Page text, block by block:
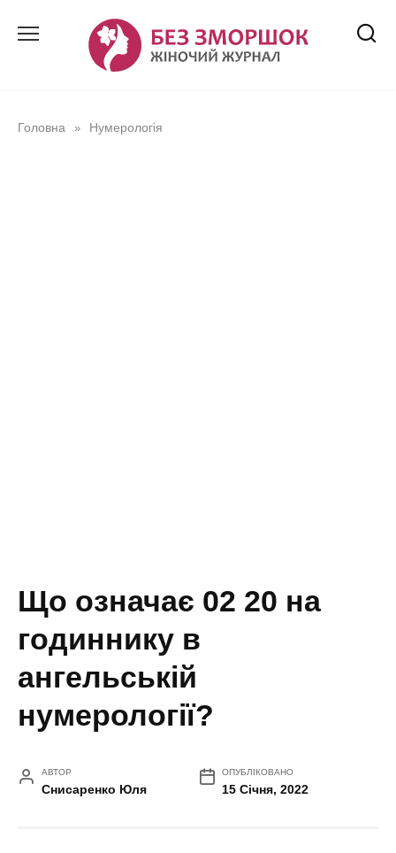
Головна » Нумерологія
Що означає 02 20 на
годиннику в
ангельській
нумерології?
АВТОР
Снисаренко Юля
ОПУБЛІКОВАНО
15 Січня, 2022